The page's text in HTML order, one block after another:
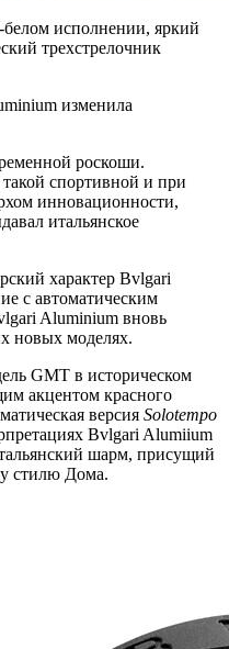
исполнении, яркий
трехстрелочник
изменила
роскоши.
спортивной и при
инновационности,
итальянское
характер Bvlgari
с автоматическим
Aluminium вновь
новых моделях.
GMT в историческом
акцентом красного
версия Solotempo
Bvlgari Alumiium
шарм, присущий
стилю Дома.